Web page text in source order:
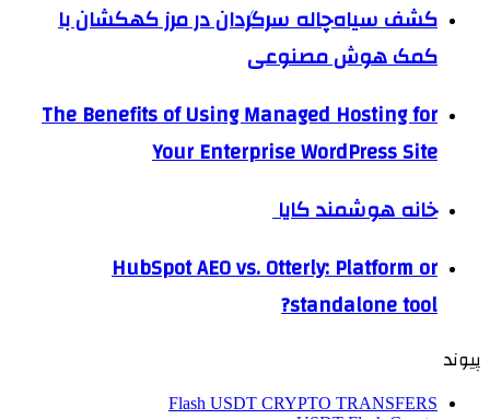
کشف سیاه‌چاله سرگردان در مرز کهکشان با
کمک هوش مصنوعی
The Benefits of Using Managed Hosting for
Your Enterprise WordPress Site
خانه هوشمند کایا
HubSpot AEO vs. Otterly: Platform or
standalone tool?
پیوند
Flash USDT CRYPTO TRANSFERS